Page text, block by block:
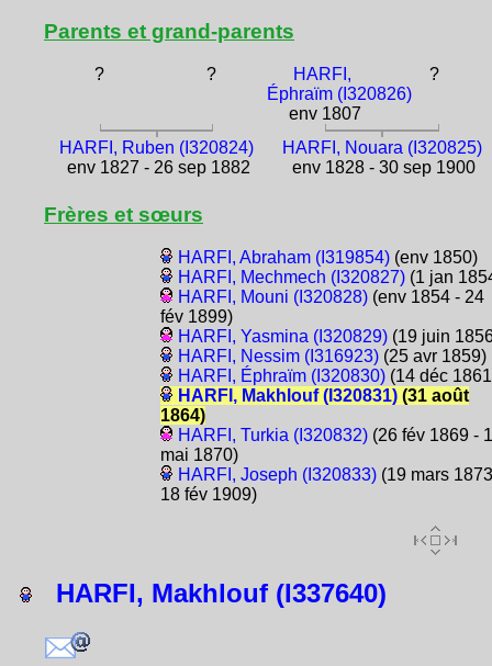
Parents et grand-parents
? ?
HARFI,
Éphraïm (I320826)
env 1807
?
HARFI, Ruben (I320824)
env 1827 - 26 sep 1882
HARFI, Nouara (I320825)
env 1828 - 30 sep 1900
Frères et sœurs
HARFI, Abraham (I319854)(env 1850)
HARFI, Mechmech (I320827)(1 jan
HARFI, Mouni (I320828)(env 1854 - 24
fév 1899)
HARFI, Yasmina (I320829)(19 juin
HARFI, Nessim (I316923)(25 avr 1859)
HARFI, Éphraïm (I320830)(14 déc
HARFI, Makhlouf (I320831)(31 août
1864)
HARFI, Turkia (I320832)(26 fév 1869 -
mai 1870)
HARFI, Joseph (I320833)(19 mars
18 fév 1909)
HARFI, Makhlouf (I337640)